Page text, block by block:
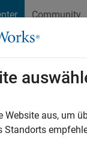
Community
Inertial
Website aus, um
Standorts